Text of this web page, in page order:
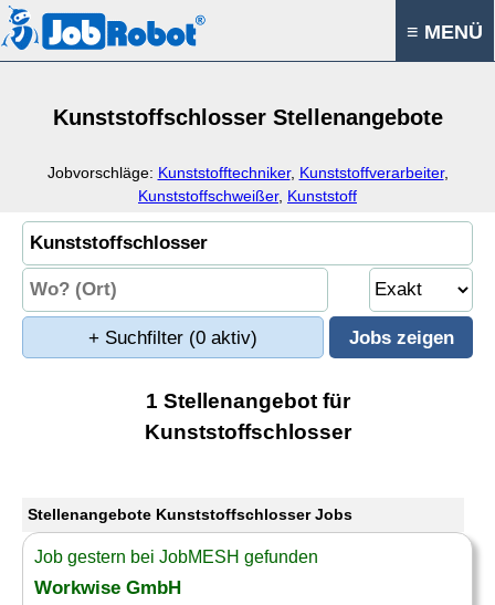
≡ MENÜ
Kunststoffschlosser Stellenangebote
Jobvorschläge: Kunststofftechniker, Kunststoffverarbeiter,
Kunststoffschweißer, Kunststoff
+ Suchfilter (0 aktiv)
1 Stellenangebot für
Kunststoffschlosser
Stellenangebote Kunststoffschlosser Jobs
Job gestern bei JobMESH gefunden
Workwise GmbH